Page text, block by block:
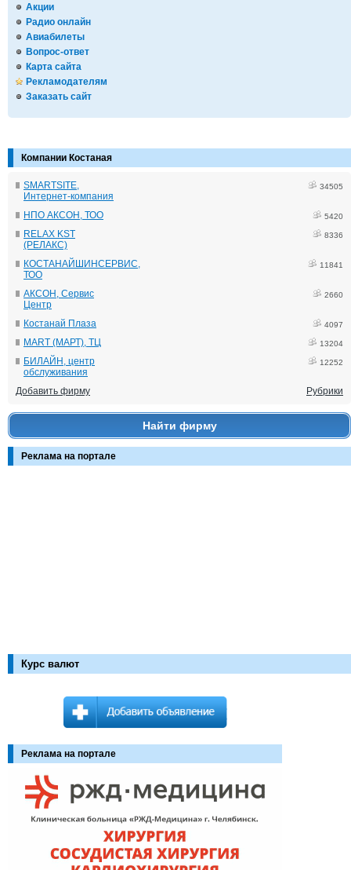
Акции
Радио онлайн
Авиабилеты
Вопрос-ответ
Карта сайта
Рекламодателям
Заказать сайт
Компании Костаная
SMARTSITE,
Интернет-компания
34505
НПО АКСОН, ТОО 5420
RELAX KST
(РЕЛАКС)
8336
КОСТАНАЙШИНСЕРВИС,
ТОО
11841
АКСОН, Сервис
Центр
2660
Костанай Плаза 4097
MART (МАРТ), ТЦ 13204
БИЛАЙН, центр
обслуживания
12252
Добавить фирму Рубрики
Найти фирму
Реклама на портале
Курс валют
Реклама на портале